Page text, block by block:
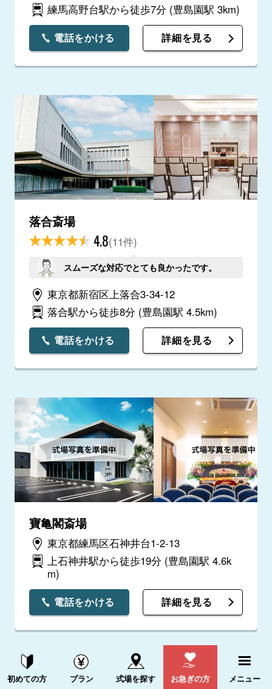
練馬高野台駅から徒歩7分 (豊島園駅 3km)
電話をかける 詳細を見る
落合斎場
4.8(11件)
スムーズな対応でとても良かったです。
東京都新宿区上落合3-34-12
落合駅から徒歩8分 (豊島園駅 4.5km)
電話をかける 詳細を見る
寶亀閣斎場
東京都練馬区石神井台1-2-13
上石神井駅から徒歩19分 (豊島園駅 4.6k
m)
電話をかける 詳細を見る
資料請求する 電話をかける
初めての方 プラン 式場を探す お急ぎの方 メニュー